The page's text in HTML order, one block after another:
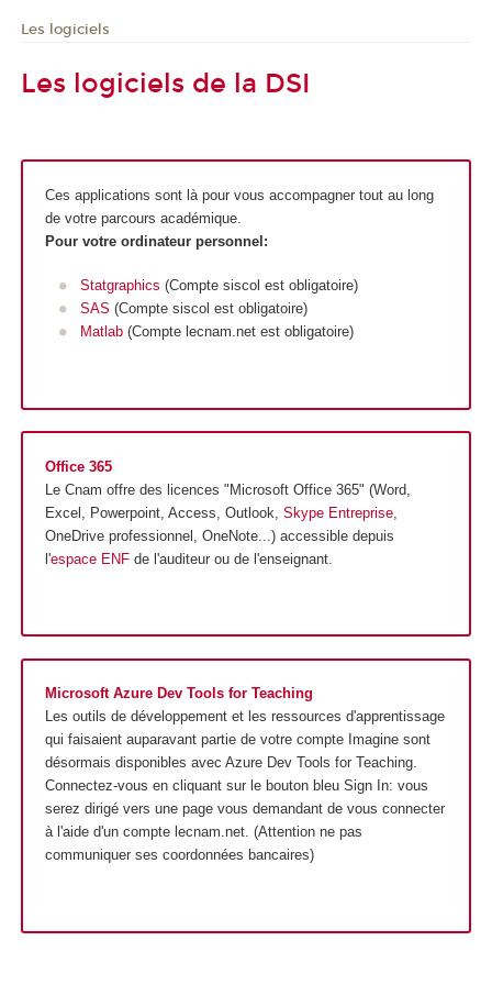
Les logiciels
Les logiciels de la DSI
Ces applications sont là pour vous accompagner tout au long
de votre parcours académique.
Pour votre ordinateur personnel:
Statgraphics (Compte siscol est obligatoire)
SAS (Compte siscol est obligatoire)
Matlab (Compte lecnam.net est obligatoire)
Office 365
Le Cnam offre des licences "Microsoft Office 365" (Word,
Excel, Powerpoint, Access, Outlook, Skype Entreprise,
OneDrive professionnel, OneNote...) accessible depuis
l'espace ENFde l'auditeur ou de l'enseignant.
Microsoft Azure Dev Tools for Teaching
Les outils de développement et les ressources d'apprentissage
qui faisaient auparavant partie de votre compte Imagine sont
désormais disponibles avec Azure Dev Tools for Teaching.
Connectez-vous en cliquant sur le bouton bleu Sign In: vous
serez dirigé vers une page vous demandant de vous connecter
à l'aide d'un compte lecnam.net. (Attention ne pas
communiquer ses coordonnées bancaires)